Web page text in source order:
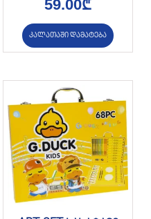
59.00₾
კალათაში დამატება